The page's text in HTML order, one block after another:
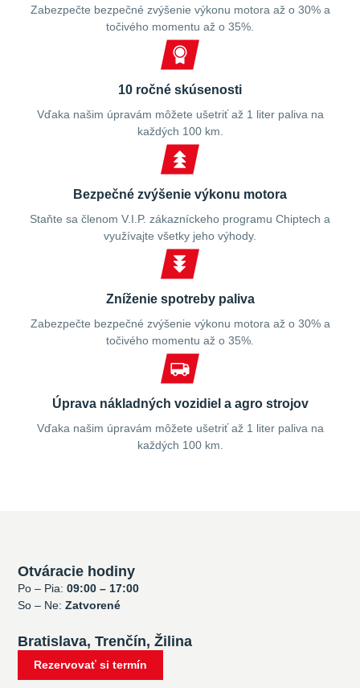
Zabezpečte bezpečné zvýšenie výkonu motora až o 30% a
točivého momentu až o 35%.
10 ročné skúsenosti
Vďaka našim úpravám môžete ušetriť až 1 liter paliva na
každých 100 km.
Bezpečné zvýšenie výkonu motora
Staňte sa členom V.I.P. zákazníckeho programu Chiptech a
využívajte všetky jeho výhody.
Zníženie spotreby paliva
Zabezpečte bezpečné zvýšenie výkonu motora až o 30% a
točivého momentu až o 35%.
Úprava nákladných vozidiel a agro strojov
Vďaka našim úpravám môžete ušetriť až 1 liter paliva na
každých 100 km.
Otváracie hodiny
Po – Pia:09:00 – 17:00
So – Ne:Zatvorené
Bratislava, Trenčín, Žilina
Rezervovať si termín